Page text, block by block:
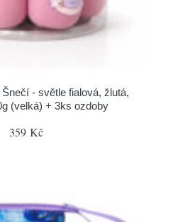
- světle fialová, žlutá,
(velká) + 3ks ozdoby
359 Kč